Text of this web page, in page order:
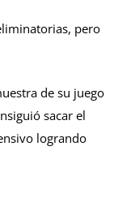
pero
de su juego
sacar el
logrando